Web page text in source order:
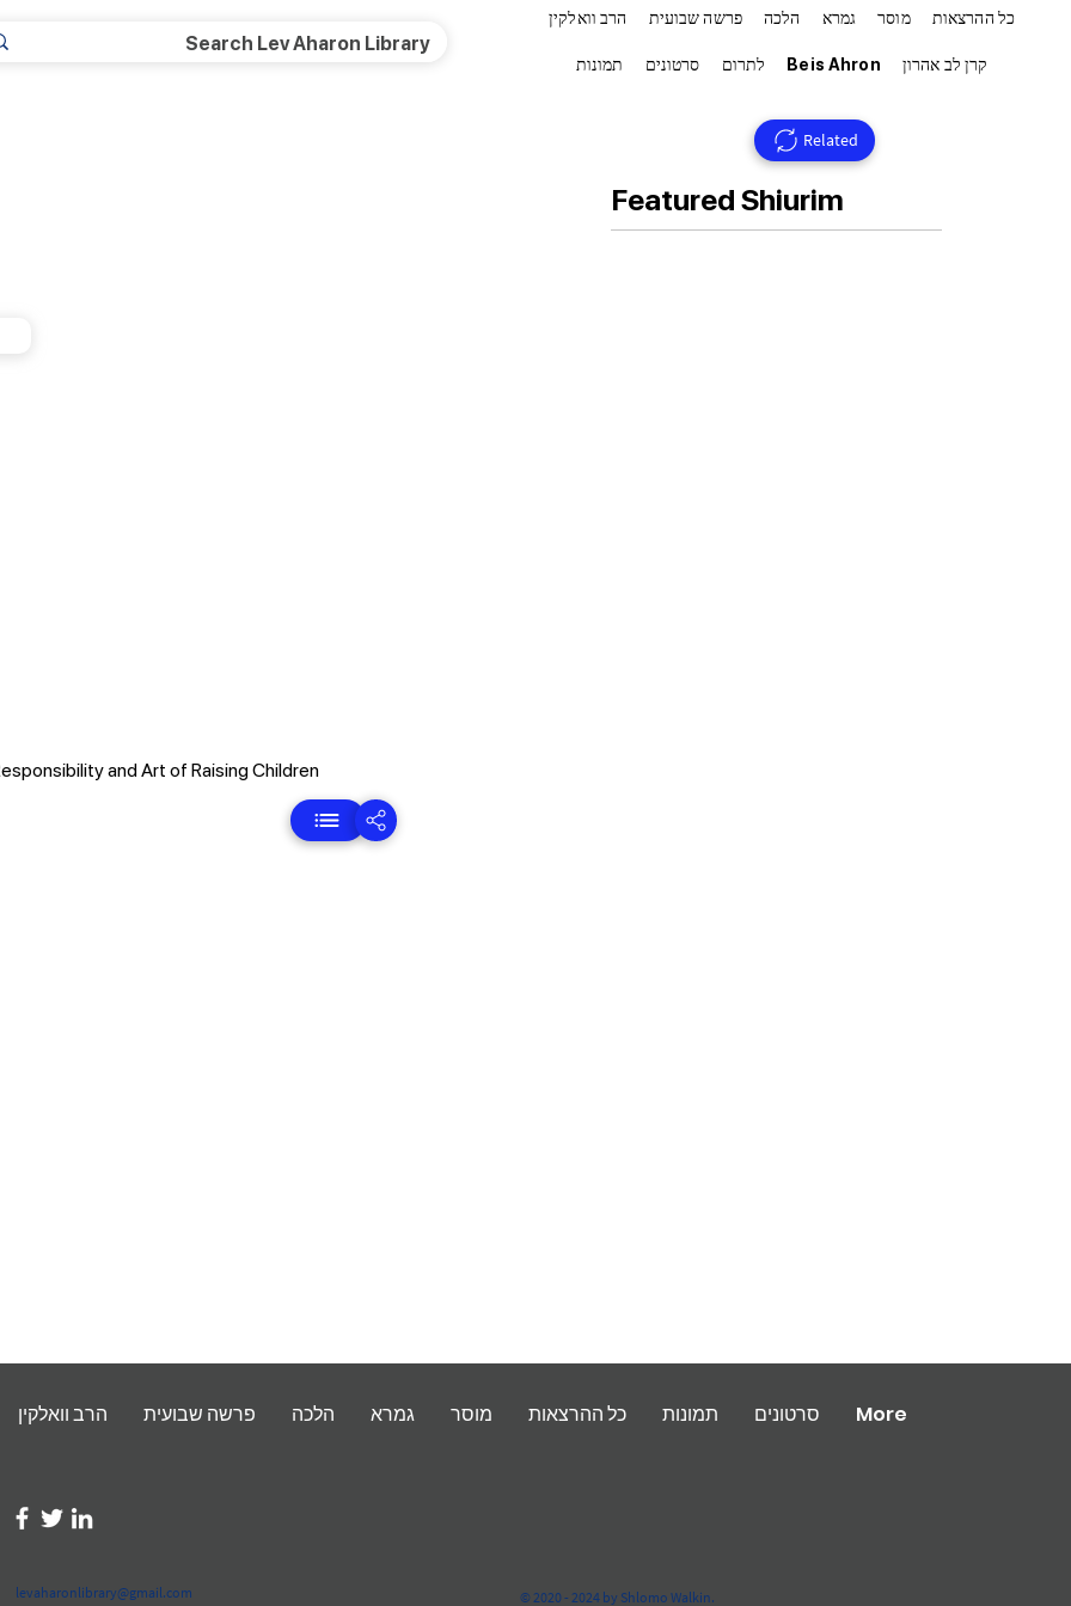
הרב וואלקין פרשה שבועית הלכה גמרא מוסר כל ההרצאות
תמונות סרטונים לתרום Beis Ahron קרן לב אהרון
and Art of Raising Children
Related
Featured Shiurim
הרב וואלקין פרשה שבועית הלכה גמרא מוסר כל ההרצאות תמונות סרטונים More
levaharonlibrary@gmail.com
© 2020 - 2024 by Shlomo Walkin.